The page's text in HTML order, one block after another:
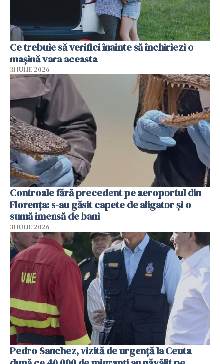
Ce trebuie să verifici înainte să închiriezi o
mașină vara aceasta
31 IULIE 2026
Controale fără precedent pe aeroportul din
Florența: s-au găsit capete de aligator și o
sumă imensă de bani
31 IULIE 2026
Pedro Sanchez, vizită de urgență la Ceuta